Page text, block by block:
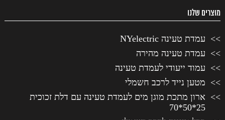
מוצרים שלנו
עמדת טעינה NYelectric
עמדת טעינה מהירה
עמוד ייעודי לעמדת טעינה
מטען נייד לרכב חשמלי
ארון מתכת מוגן מים לעמדת טעינה עם דלת זכוכית
25*50*70